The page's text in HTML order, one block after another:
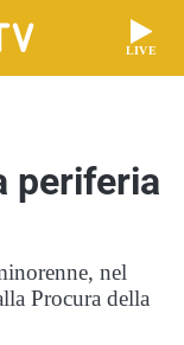
LIVE
periferia
nel
Procura della